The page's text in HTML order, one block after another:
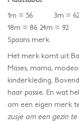
1m = 56 3m =
18m = 86 24m = 92
Spaans merk
Het merk komt uit
Mases, mama,
kinderkleding.
haar passie. En wat
om een eigen merk
zusje om een gezin